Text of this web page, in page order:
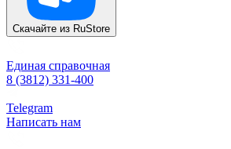
Скачайте из RuStore
Единая справочная
8 (3812) 331-400
Telegram
Написать нам